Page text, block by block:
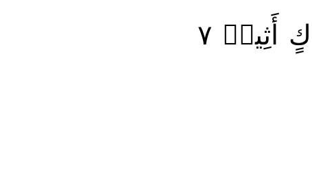
أَثِيمٖ ٧